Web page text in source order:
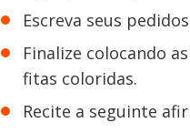
Escreva seus
Finalize colocando
fitas coloridas.
Recite a seguinte